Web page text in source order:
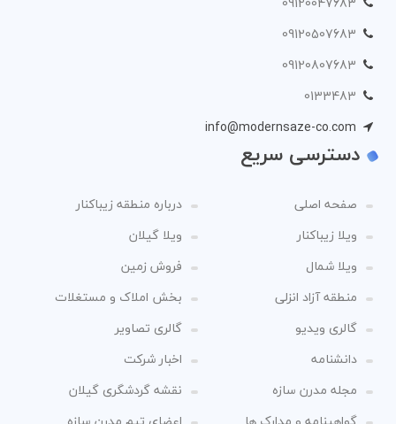
09120507683
09120807683
0133483
info@modernsaze-co.com
دسترسی سریع
صفحه اصلی
درباره منطقه زیباکنار
ویلا زیباکنار
ویلا گیلان
ویلا شمال
فروش زمین
منطقه آزاد انزلی
بخش املاک و مستغلات
گالری ویدیو
گالری تصاویر
دانشنامه
اخبار شرکت
مجله مدرن سازه
نقشه گردشگری گیلان